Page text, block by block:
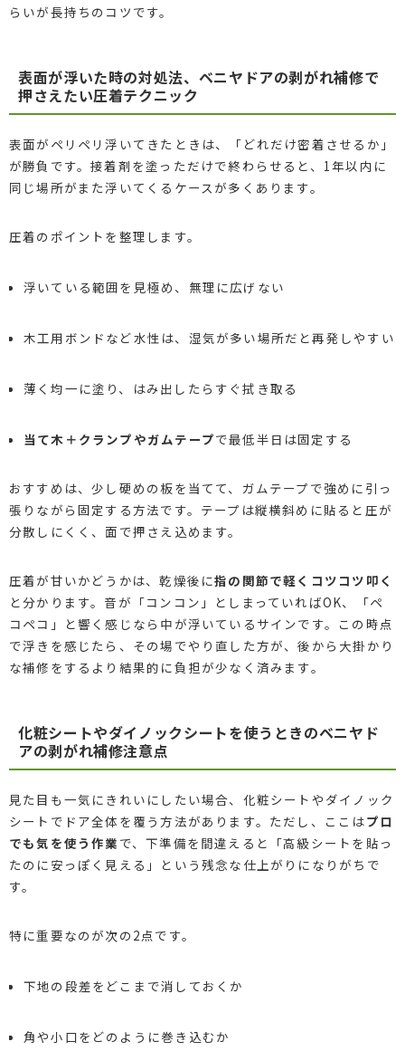
らいが長持ちのコツです。
表面が浮いた時の対処法、ベニヤドアの剥がれ補修で
押さえたい圧着テクニック
表面がペリペリ浮いてきたときは、「どれだけ密着させるか」
が勝負です。接着剤を塗っただけで終わらせると、1年以内に
同じ場所がまた浮いてくるケースが多くあります。
圧着のポイントを整理します。
浮いている範囲を見極め、無理に広げない
木工用ボンドなど水性は、湿気が多い場所だと再発しやすい
薄く均一に塗り、はみ出したらすぐ拭き取る
当て木＋クランプやガムテープで最低半日は固定する
おすすめは、少し硬めの板を当てて、ガムテープで強めに引っ
張りながら固定する方法です。テープは縦横斜めに貼ると圧が
分散しにくく、面で押さえ込めます。
圧着が甘いかどうかは、乾燥後に指の関節で軽くコツコツ叩く
と分かります。音が「コンコン」としまっていればOK、「ペ
コペコ」と響く感じなら中が浮いているサインです。この時点
で浮きを感じたら、その場でやり直した方が、後から大掛かり
な補修をするより結果的に負担が少なく済みます。
化粧シートやダイノックシートを使うときのベニヤド
アの剥がれ補修注意点
見た目も一気にきれいにしたい場合、化粧シートやダイノック
シートでドア全体を覆う方法があります。ただし、ここはプロ
でも気を使う作業 で、下準備を間違えると「高級シートを貼っ
たのに安っぽく見える」という残念な仕上がりになりがちで
す。
特に重要なのが次の2点です。
下地の段差をどこまで消しておくか
角や小口をどのように巻き込むか